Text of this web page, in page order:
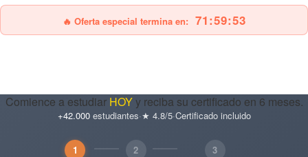
🔥 Oferta especial termina en: 71:59:51
Comience a estudiar HOYy reciba su certificado en 6 meses.
+42.000estudiantes·★ 4.8/5·Certificado incluido
1 2 3